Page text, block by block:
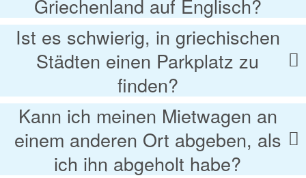
Griechenland auf Englisch?
Ist es schwierig, in griechischen
Städten einen Parkplatz zu
finden?
Kann ich meinen Mietwagen an
einem anderen Ort abgeben, als
ich ihn abgeholt habe?